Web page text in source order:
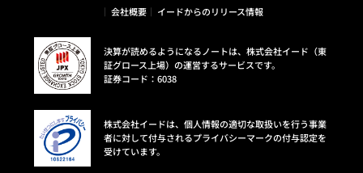
会社概要
イードからのリリース情報
決算が読めるようになるノートは、株式会社イード（東
証グロース上場）の運営するサービスです。
証券コード：6038
株式会社イードは、個人情報の適切な取扱いを行う事業
者に対して付与されるプライバシーマークの付与認定を
受けています。